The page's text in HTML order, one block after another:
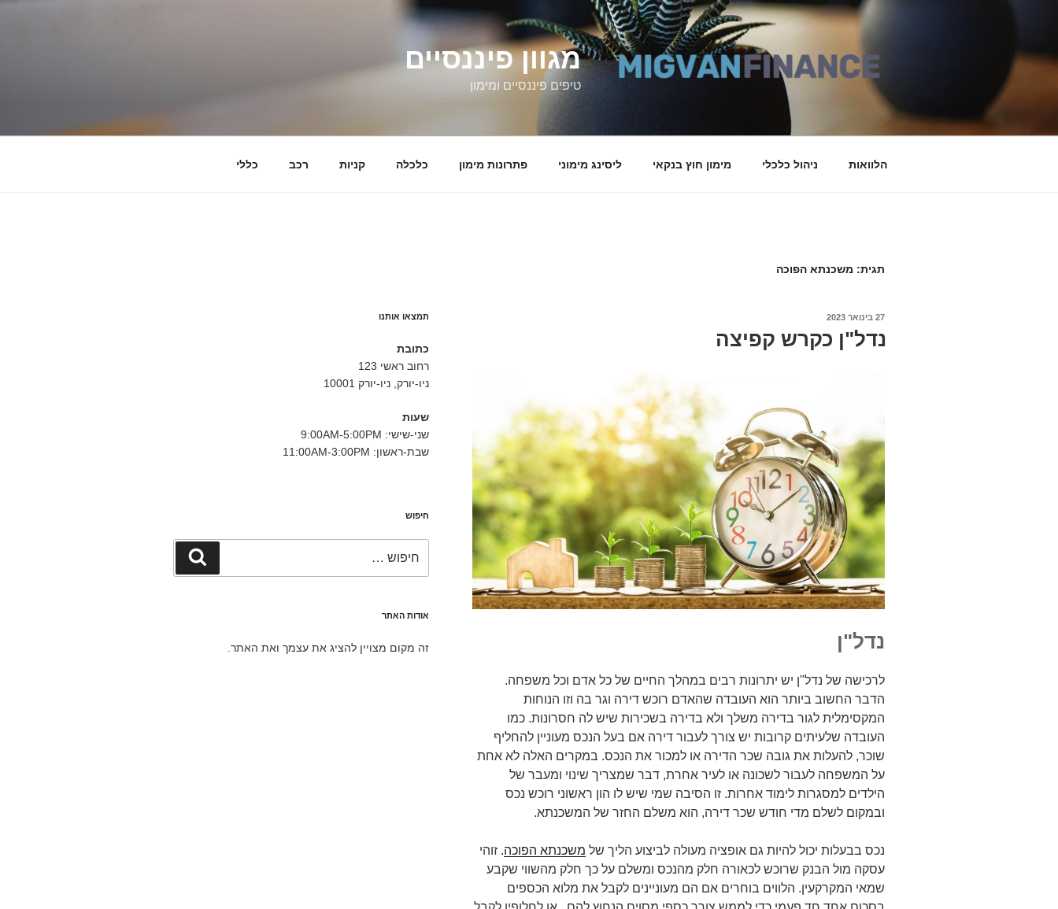
מגוון פיננסיים
טיפים פיננסיים ומימון
הלוואות ניהול כלכלי מימון חוץ בנקאי ליסינג מימוני פתרונות מימון כלכלה קניות רכב כללי
תגית: משכנתא הפוכה
פורסם
27 בינואר 2023
נדל"ן כקרש קפיצה
נדל"ן
לרכישה של נדל"ן יש יתרונות רבים במהלך החיים של כל אדם וכל משפחה.
הדבר החשוב ביותר הוא העובדה שהאדם רוכש דירה וגר בה וזו הנוחות
המקסימלית לגור בדירה משלך ולא בדירה בשכירות שיש לה חסרונות. כמו
העובדה שלעיתים קרובות יש צורך לעבור דירה אם בעל הנכס מעוניין להחליף
שוכר, להעלות את גובה שכר הדירה או למכור את הנכס. במקרים האלה לא אחת
על המשפחה לעבור לשכונה או לעיר אחרת, דבר שמצריך שינוי ומעבר של
הילדים למסגרות לימוד אחרות. זו הסיבה שמי שיש לו הון ראשוני רוכש נכס
ובמקום לשלם מדי חודש שכר דירה, הוא משלם החזר של המשכנתא.
נכס בבעלות יכול להיות גם אופציה מעולה לביצוע הליך של משכנתא הפוכה. זוהי
עסקה מול הבנק שרוכש לכאורה חלק מהנכס ומשלם על כך חלק מהשווי שקבע
שמאי המקרקעין. הלווים בוחרים אם הם מעוניינים לקבל את מלוא הכספים
תמצאו אותנו
כתובת
רחוב ראשי 123
ניו-יורק, ניו-יורק 10001
שעות
שני-שישי: 9:00AM-5:00PM
שבת-ראשון: 11:00AM-3:00PM
חיפוש
אודות האתר
זה מקום מצויין להציג את עצמך ואת האתר.